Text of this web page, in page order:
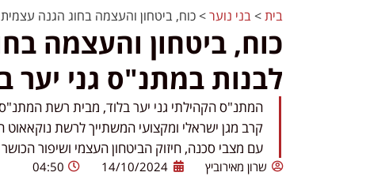
בית>בני נוער>כוח, ביטחון והעצמה בחוג הגנה
כוח, ביטחון והעצמה
לבנות במתנ"ס גני יער
המתנ"ס הקהילתי גני יער בלוד, מבית רשת
קרב מגן ישראלי ומקצועי המשתייך לרשת
עם מצבי סכנה, חיזוק הביטחון העצמי ושיפור הכושר
שרון מאירוביץ 14/10/2024
04:50